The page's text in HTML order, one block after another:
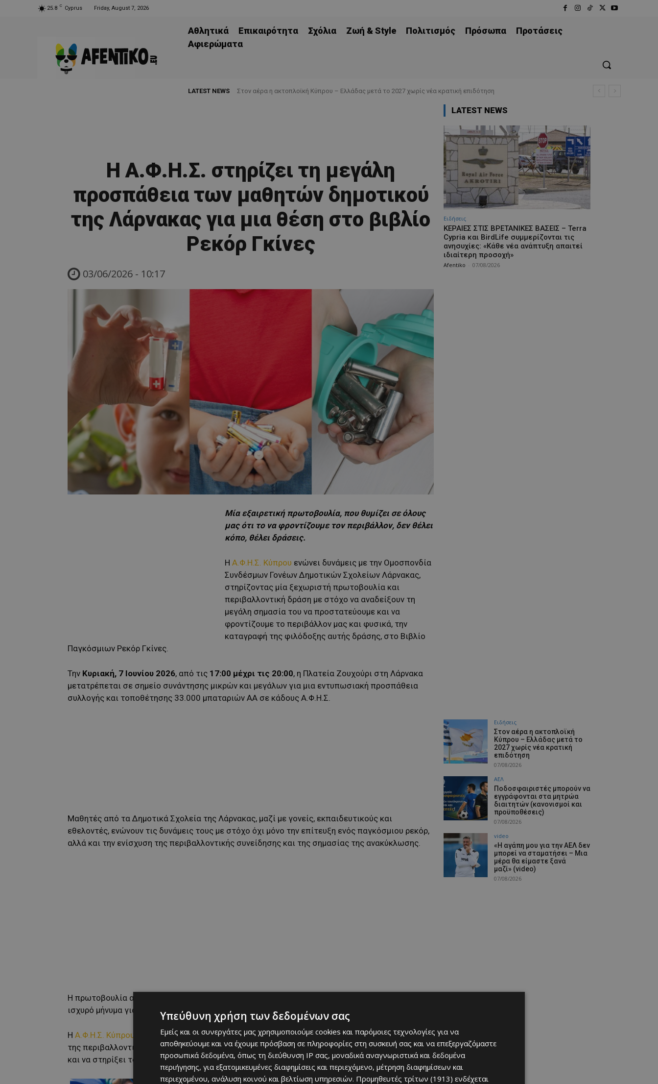
25.8 C Cyprus Friday, August 7, 2026
Αθλητικά Επικαιρότητα Σχόλια Ζωή & Style Πολιτισμός Πρόσωπα
Προτάσεις
Aφιερώματα
LATEST NEWS Στον αέρα η ακτοπλοϊκή Κύπρου – Ελλάδας μετά το 2027 χωρίς νέα κρατική επιδότηση
Ποδοσφαιριστές μπορούν να εγγράφονται στα μητρώα διαιτητών (κανονισμοί και προϋποθέσεις)
Η Α.Φ.Η.Σ. στηρίζει τη μεγάλη
προσπάθεια των μαθητών δημοτικού
της Λάρνακας για μια θέση στο βιβλίο
Ρεκόρ Γκίνες
03/06/2026 - 10:17
Μία εξαιρετική πρωτοβουλία, που θυμίζει σε όλους
μας ότι το να φροντίζουμε τον περιβάλλον, δεν θέλει
κόπο, θέλει δράσεις.
Η Α.Φ.Η.Σ. Κύπρου ενώνει δυνάμεις με την Ομοσπονδία
Συνδέσμων Γονέων Δημοτικών Σχολείων Λάρνακας,
στηρίζοντας μία ξεχωριστή πρωτοβουλία και
περιβαλλοντική δράση με στόχο να αναδείξουν τη
μεγάλη σημασία του να προστατεύουμε και να
φροντίζουμε το περιβάλλον μας και φυσικά, την
καταγραφή της φιλόδοξης αυτής δράσης, στο Βιβλίο
Παγκόσμιων Ρεκόρ Γκίνες.
Την Κυριακή, 7 Ιουνίου 2026, από τις 17:00 μέχρι τις 20:00, η Πλατεία Ζουχούρι στη Λάρνακα
μετατρέπεται σε σημείο συνάντησης μικρών και μεγάλων για μια εντυπωσιακή προσπάθεια
συλλογής και τοποθέτησης 33.000 μπαταριών ΑΑ σε κάδους Α.Φ.Η.Σ.
Μαθητές από τα Δημοτικά Σχολεία της Λάρνακας, μαζί με γονείς, εκπαιδευτικούς και
εθελοντές, ενώνουν τις δυνάμεις τους με στόχο όχι μόνο την επίτευξη ενός παγκόσμιου ρεκόρ,
αλλά και την ενίσχυση της περιβαλλοντικής συνείδησης και της σημασίας της ανακύκλωσης.
Η πρωτοβουλία αυτή αναδεικνύει τη δύναμη της συλλογικής προσπάθειας και στέλνει ένα
ισχυρό μήνυμα για την προστασία του περιβάλλοντος και το μέλλον των παιδιών μας.
Η Α.Φ.Η.Σ. Κύπρου
, διαχρονικά αφοσιωμένη στην προώθηση της ανακύκλωσης μπαταριών και
της περιβαλλοντικής εκπαίδευσης, στηρίζει ενεργά τη δράση και καλεί το κοινό να παρευρεθεί
και να στηρίξει τους «Μικρούς Ήρωες της Ανακύκλωσης» στη μεγάλη αυτή προσπάθεια.
LATEST NEWS
Ειδήσεις
ΚΕΡΑΙΕΣ ΣΤΙΣ ΒΡΕΤΑΝΙΚΕΣ ΒΑΣΕΙΣ – Terra
Cypria και BirdLife συμμερίζονται τις
ανησυχίες: «Κάθε νέα ανάπτυξη απαιτεί
ιδιαίτερη προσοχή»
Afentiko 07/08/2026
Ειδήσεις
Στον αέρα η ακτοπλοϊκή
Κύπρου – Ελλάδας μετά το
2027 χωρίς νέα κρατική
επιδότηση
07/08/2026
ΑΕΛ
Ποδοσφαιριστές μπορούν να
εγγράφονται στα μητρώα
διαιτητών (κανονισμοί και
προϋποθέσεις)
07/08/2026
video
«Η αγάπη μου για την ΑΕΛ δεν
μπορεί να σταματήσει – Μια
μέρα θα είμαστε ξανά
μαζί» (video)
07/08/2026
Υπεύθυνη χρήση των δεδομένων σας
Εμείς και οι συνεργάτες μας χρησιμοποιούμε cookies και παρόμοιες τεχνολογίες για να
αποθηκεύουμε και να έχουμε πρόσβαση σε πληροφορίες στη συσκευή σας και να επεξεργαζόμαστε
προσωπικά δεδομένα, όπως τη διεύθυνση IP σας, μοναδικά αναγνωριστικά και δεδομένα
περιήγησης, για εξατομικευμένες διαφημίσεις και περιεχόμενο, μέτρηση διαφημίσεων και
περιεχομένου, ανάλυση κοινού και βελτίωση υπηρεσιών. Προμηθευτές τρίτων (1913) ενδέχεται